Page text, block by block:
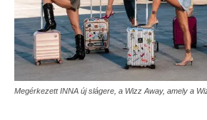
Megérkezett INNA új slágere, a Wizz Away, amely a